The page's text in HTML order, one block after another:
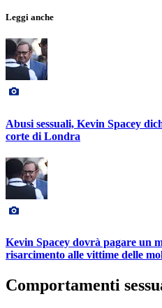
Leggi anche
Abusi sessuali, Kevin Spacey
corte di Londra
Kevin Spacey dovrà pagare un
risarcimento alle vittime delle
Comportamenti